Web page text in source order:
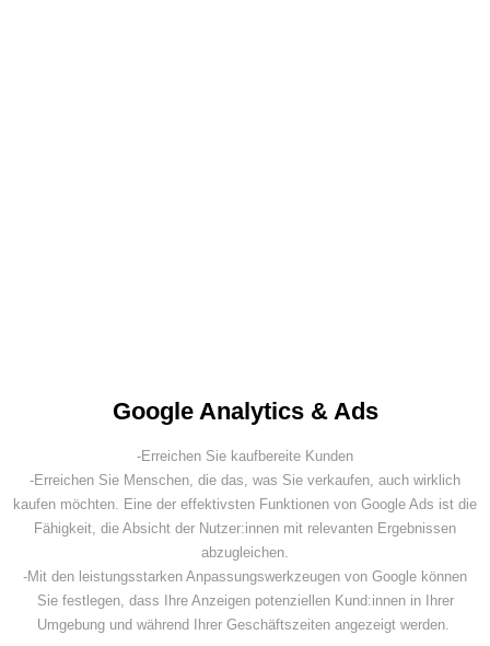
Google Analytics & Ads
-Erreichen Sie kaufbereite Kunden
-Erreichen Sie Menschen, die das, was Sie verkaufen, auch wirklich
kaufen möchten. Eine der effektivsten Funktionen von Google Ads ist die
Fähigkeit, die Absicht der Nutzer:innen mit relevanten Ergebnissen
abzugleichen.
-Mit den leistungsstarken Anpassungswerkzeugen von Google können
Sie festlegen, dass Ihre Anzeigen potenziellen Kund:innen in Ihrer
Umgebung und während Ihrer Geschäftszeiten angezeigt werden.